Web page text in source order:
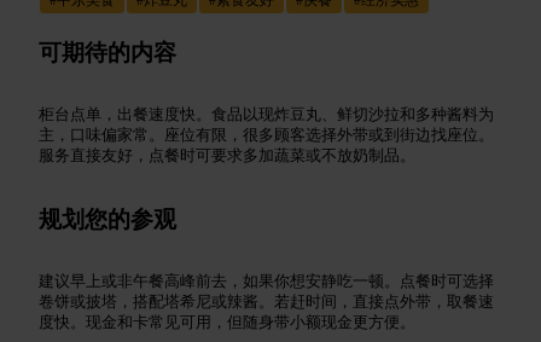
可期待的内容
柜台点单，出餐速度快。食品以现炸豆丸、鲜切沙拉和多种酱料为
主，口味偏家常。座位有限，很多顾客选择外带或到街边找座位。
服务直接友好，点餐时可要求多加蔬菜或不放奶制品。
规划您的参观
建议早上或非午餐高峰前去，如果你想安静吃一顿。点餐时可选择
卷饼或披塔，搭配塔希尼或辣酱。若赶时间，直接点外带，取餐速
度快。现金和卡常见可用，但随身带小额现金更方便。